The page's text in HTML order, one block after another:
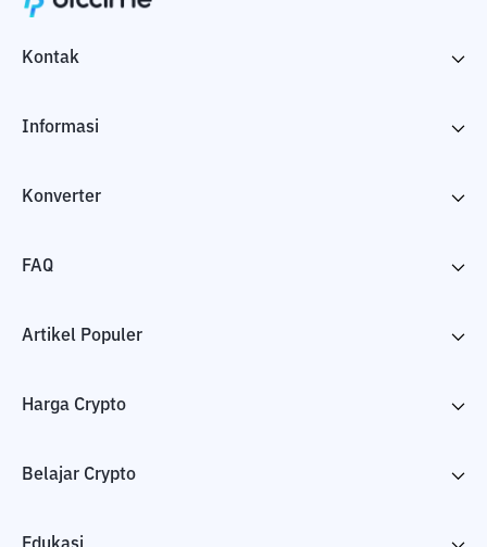
Kontak
Informasi
Konverter
FAQ
Artikel Populer
Harga Crypto
Belajar Crypto